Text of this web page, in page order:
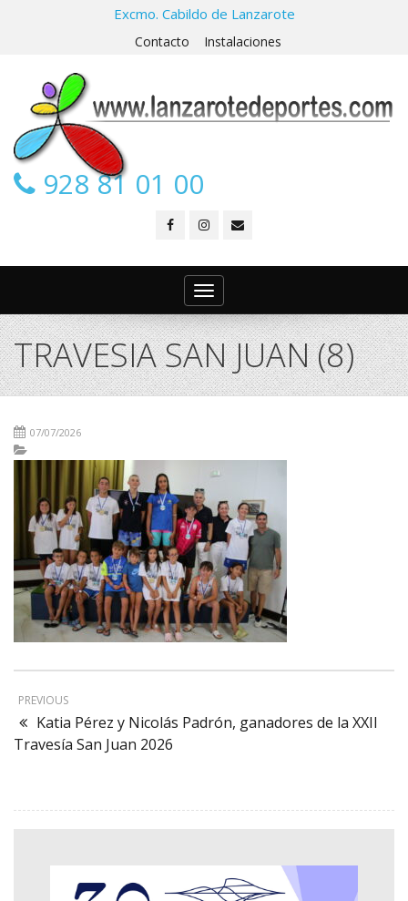
Excmo. Cabildo de Lanzarote
Contacto Instalaciones
928 81 01 00
Toggle
navigation
TRAVESIA SAN JUAN (8)
07/07/2026
PREVIOUS
Katia Pérez y Nicolás Padrón, ganadores de la XXII
Travesía San Juan 2026